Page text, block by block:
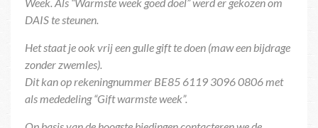
DAIS te steunen.
Het staat je ook vrij een gulle gift te doen (maw een bijdrage
zonder zwemles).
Dit kan op rekeningnummer BE85 6119 3096 0806 met
als mededeling “Gift warmste week”.